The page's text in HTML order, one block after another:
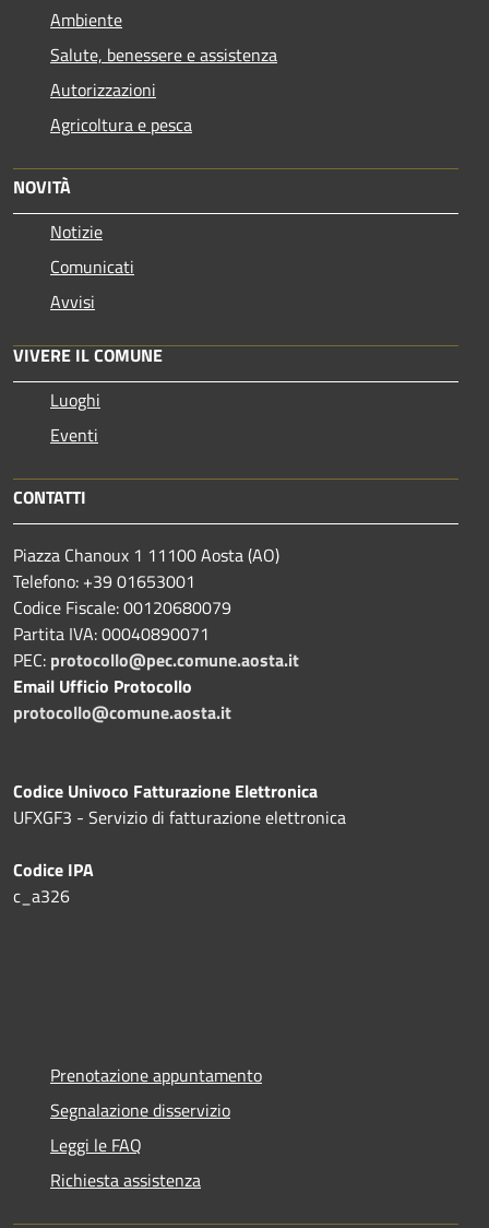
Ambiente
Salute, benessere e assistenza
Autorizzazioni
Agricoltura e pesca
NOVITÀ
Notizie
Comunicati
Avvisi
VIVERE IL COMUNE
Luoghi
Eventi
CONTATTI
Piazza Chanoux 1 11100 Aosta (AO)
Telefono: +39 01653001
Codice Fiscale: 00120680079
Partita IVA: 00040890071
PEC: protocollo@pec.comune.aosta.it
Email Ufficio Protocollo
protocollo@comune.aosta.it
Codice Univoco Fatturazione Elettronica
UFXGF3 - Servizio di fatturazione elettronica
Codice IPA
c_a326
Prenotazione appuntamento
Segnalazione disservizio
Leggi le FAQ
Richiesta assistenza